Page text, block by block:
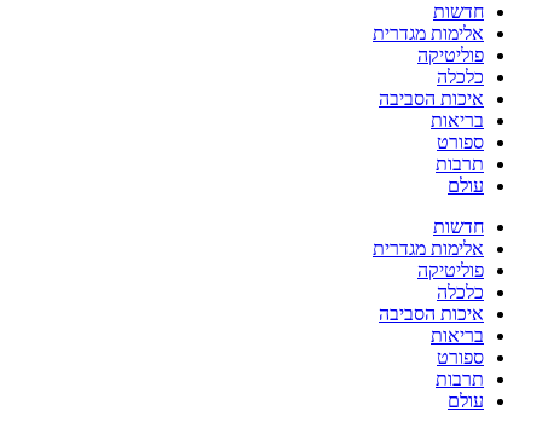
חדשות
אלימות מגדרית
פוליטיקה
כלכלה
איכות הסביבה
בריאות
ספורט
תרבות
עולם
חדשות
אלימות מגדרית
פוליטיקה
כלכלה
איכות הסביבה
בריאות
ספורט
תרבות
עולם